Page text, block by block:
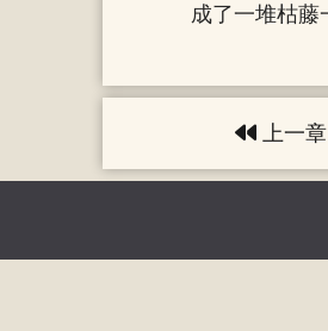
成了一堆枯藤
上一章